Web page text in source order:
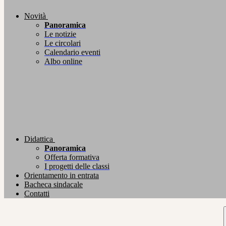
Novità
Panoramica
Le notizie
Le circolari
Calendario eventi
Albo online
Didattica
Panoramica
Offerta formativa
I progetti delle classi
Orientamento in entrata
Bacheca sindacale
Contatti